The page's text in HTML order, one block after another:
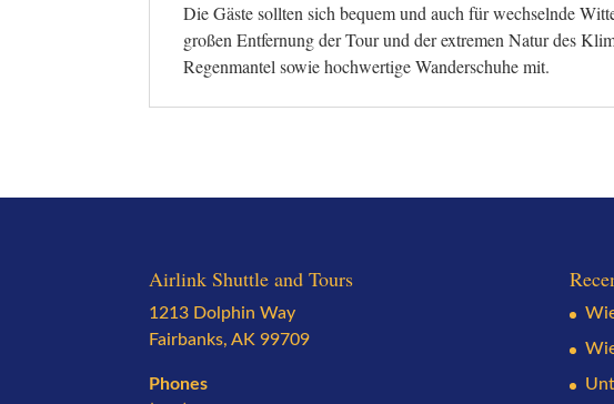
Die Gäste sollten sich bequem und auch für wechselnde
großen Entfernung der Tour und der extremen Natur des
Regenmantel sowie hochwertige Wanderschuhe mit.
Airlink Shuttle and Tours
1213 Dolphin Way
Fairbanks, AK 99709
Phones